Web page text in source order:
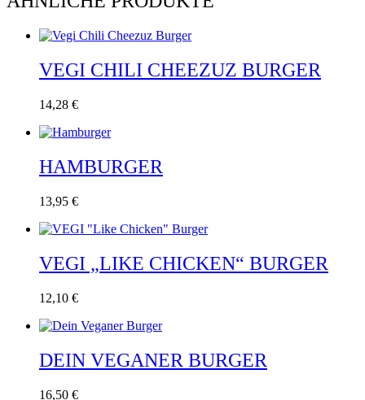
VEGI CHILI CHEEZUZ BURGER
14,28 €
HAMBURGER
13,95 €
VEGI „LIKE CHICKEN“ BURGER
12,10 €
DEIN VEGANER BURGER
16,50 €